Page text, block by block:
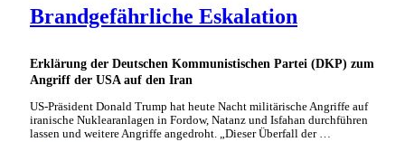
Erklärung der Deutschen Kommunistischen Partei (DKP) zum
Angriff der USA auf den Iran
Brandgefährliche Eskalation
US-Präsident Donald Trump hat heute Nacht militärische Angriffe auf
iranische Nuklearanlagen in Fordow, Natanz und Isfahan durchführen
lassen und weitere Angriffe angedroht. „Dieser Überfall der …